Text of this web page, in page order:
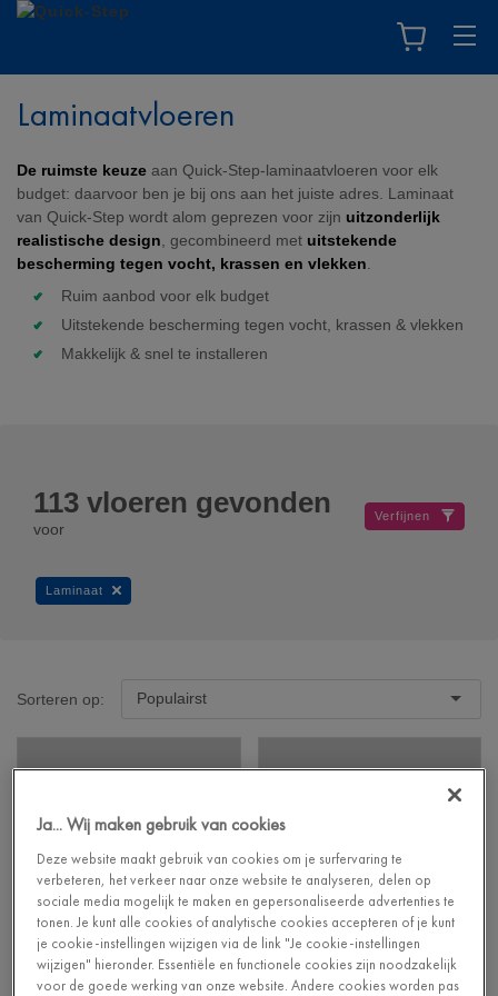
Laminaatvloeren
De ruimste keuze aan Quick-Step-laminaatvloeren voor elk
budget: daarvoor ben je bij ons aan het juiste adres. Laminaat
van Quick-Step wordt alom geprezen voor zijn uitzonderlijk
realistische design , gecombineerd met uitstekende
bescherming tegen vocht, krassen en vlekken
Ruim aanbod voor elk budget
Uitstekende bescherming tegen vocht, krassen & vlekken
Makkelijk & snel te installeren
113 vloeren gevonden
voor
Verfijnen
Laminaat
Sorteren op: Populairst
Ja... Wij maken gebruik van cookies
Deze website maakt gebruik van cookies om je surfervaring te
verbeteren, het verkeer naar onze website te analyseren, delen op
sociale media mogelijk te maken en gepersonaliseerde advertenties te
tonen. Je kunt alle cookies of analytische cookies accepteren of je kunt
je cookie-instellingen wijzigen via de link "Je cookie-instellingen
wijzigen" hieronder. Essentiële en functionele cookies zijn noodzakelijk
voor de goede werking van onze website. Andere cookies worden pas